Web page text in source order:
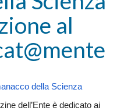
al
della Scienza
dell’Ente è dedicato ai